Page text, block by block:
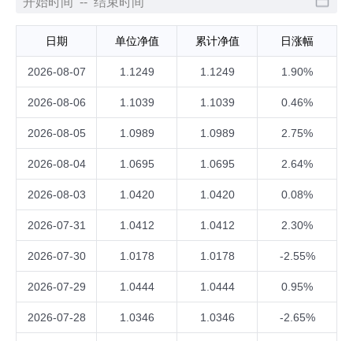
日期 单位净值 累计净值 日涨幅
2026-08-07 1.1249 1.1249 1.90%
2026-08-06 1.1039 1.1039 0.46%
2026-08-05 1.0989 1.0989 2.75%
2026-08-04 1.0695 1.0695 2.64%
2026-08-03 1.0420 1.0420 0.08%
2026-07-31 1.0412 1.0412 2.30%
2026-07-30 1.0178 1.0178 -2.55%
2026-07-29 1.0444 1.0444 0.95%
2026-07-28 1.0346 1.0346 -2.65%